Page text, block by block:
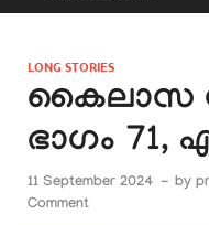
LONG STORIES
കൈലാസ
ഭാഗം 71,
11 September 2024 - by
Comment